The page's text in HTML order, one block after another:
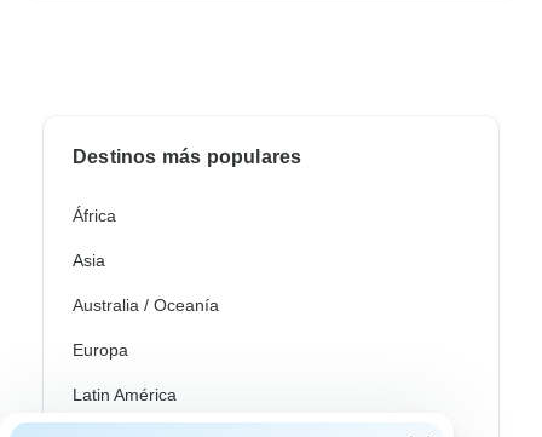
Destinos más populares
África
Asia
Australia / Oceanía
Europa
Latin América